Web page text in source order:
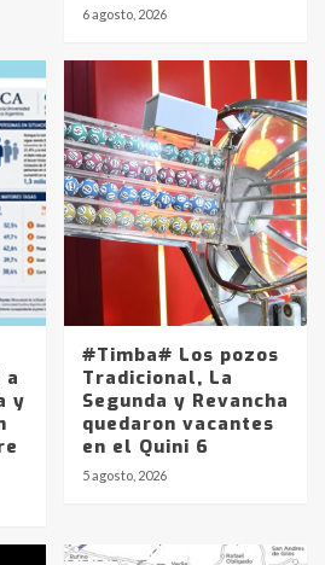
6 agosto, 2026
a
y
#Timba# Los pozos
Tradicional, La
Segunda y Revancha
quedaron vacantes
en el Quini 6
5 agosto, 2026
del fatal accidente